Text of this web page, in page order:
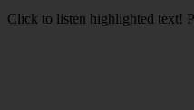
Click to listen highlighted text!